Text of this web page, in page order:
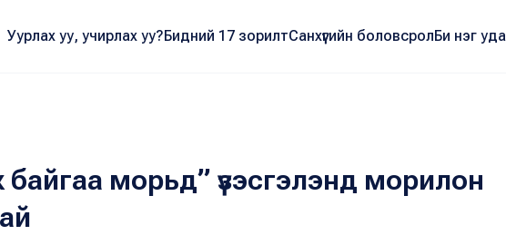
Уурлах уу, учирлах уу?Бидний 17 зорилтСанхүүгийн боловсролБи нэг
байгаа морьд” үзэсгэлэнд морилон